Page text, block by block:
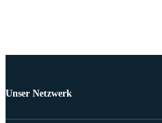
Unser Netzwerk